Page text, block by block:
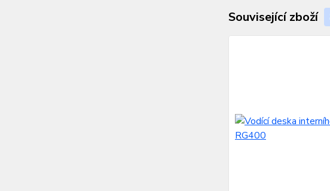
Související zboží